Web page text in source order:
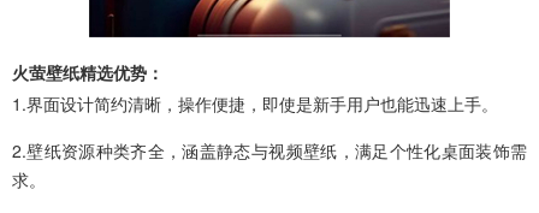
火萤壁纸精选优势：
1.界面设计简约清晰，操作便捷，即使是新手用户也能迅速上手。
2.壁纸资源种类齐全，涵盖静态与视频壁纸，满足个性化桌面装饰需
求。